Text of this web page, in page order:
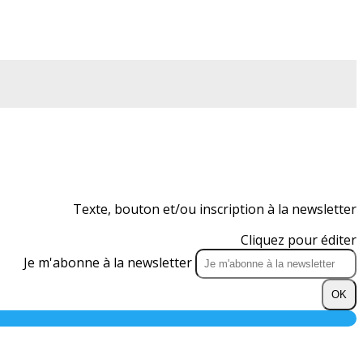
Texte, bouton et/ou inscription à la newsletter
Cliquez pour éditer
Je m'abonne à la newsletter
OK